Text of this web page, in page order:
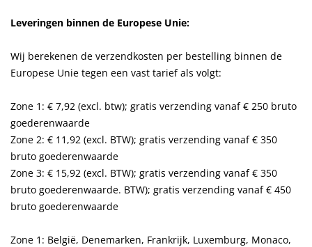
Leveringen binnen de Europese Unie:
Wij berekenen de verzendkosten per bestelling binnen de
Europese Unie tegen een vast tarief als volgt:
Zone 1: € 7,92 (excl. btw); gratis verzending vanaf € 250 bruto
goederenwaarde
Zone 2: € 11,92 (excl. BTW); gratis verzending vanaf € 350
bruto goederenwaarde
Zone 3: € 15,92 (excl. BTW); gratis verzending vanaf € 350
bruto goederenwaarde. BTW); gratis verzending vanaf € 450
bruto goederenwaarde
Zone 1: België, Denemarken, Frankrijk, Luxemburg, Monaco,